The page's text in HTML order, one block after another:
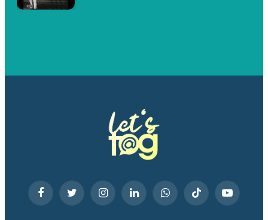
FacebookTwitter InstagramLinkedInWhatsAppTikTok YouTube